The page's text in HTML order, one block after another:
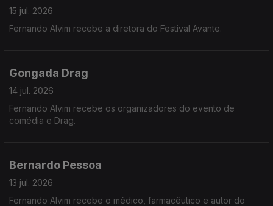
15 jul. 2026
Fernando Alvim recebe a diretora do Festival Avante.
Gongada Drag
14 jul. 2026
Fernando Alvim recebe os organizadores do evento de
comédia e Drag.
Bernardo Pessoa
13 jul. 2026
Fernando Alvim recebe o médico, farmacêutico e autor do